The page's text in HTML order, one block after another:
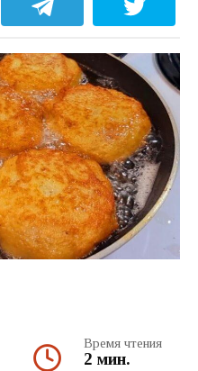
Время чтения
2 мин.